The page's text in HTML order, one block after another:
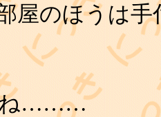
のほうは手
ね………